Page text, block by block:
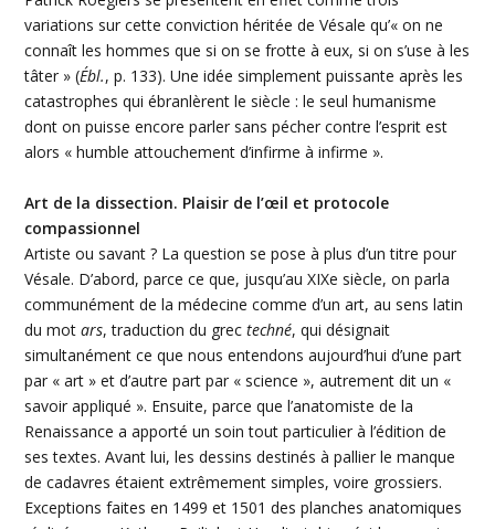
variations sur cette conviction héritée de Vésale qu’« on ne
connaît les hommes que si on se frotte à eux, si on s’use à les
tâter » (Ébl., p. 133). Une idée simplement puissante après les
catastrophes qui ébranlèrent le siècle : le seul humanisme
dont on puisse encore parler sans pécher contre l’esprit est
alors « humble attouchement d’infirme à infirme ».
Art de la dissection. Plaisir de l’œil et protocole
compassionnel
Artiste ou savant ? La question se pose à plus d’un titre pour
Vésale. D’abord, parce ce que, jusqu’au XIXe siècle, on parla
communément de la médecine comme d’un art, au sens latin
du motars, traduction du grectechné, qui désignait
simultanément ce que nous entendons aujourd’hui d’une part
par « art » et d’autre part par « science », autrement dit un «
savoir appliqué ». Ensuite, parce que l’anatomiste de la
Renaissance a apporté un soin tout particulier à l’édition de
ses textes. Avant lui, les dessins destinés à pallier le manque
de cadavres étaient extrêmement simples, voire grossiers.
Exceptions faites en 1499 et 1501 des planches anatomiques